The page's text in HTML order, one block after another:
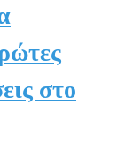
στο